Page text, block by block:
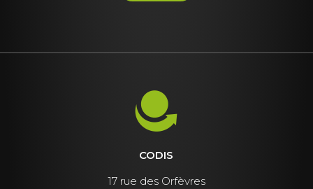
CODIS
17 rue des Orfèvres